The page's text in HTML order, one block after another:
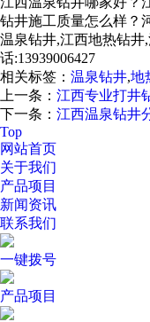
钻井施工质量怎么样？
温泉钻井,江西地热钻
话:13939006427
相关标签： 温泉钻井,地
上一条： 江西专业打井
下一条： 江西温泉钻井
Top
网站首页
关于我们
产品项目
新闻资讯
联系我们
一键拨号
产品项目